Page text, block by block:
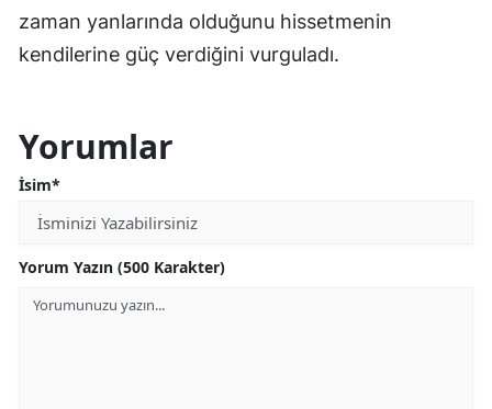
zaman yanlarında olduğunu hissetmenin
kendilerine güç verdiğini vurguladı.
Yorumlar
İsim*
Yorum Yazın (500 Karakter)